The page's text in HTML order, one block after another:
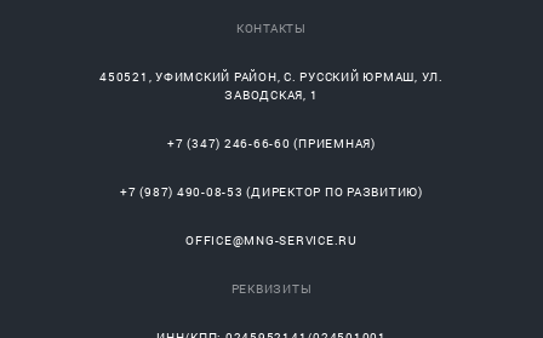
КОНТАКТЫ
450521 ,УФИМСКИЙ РАЙОН, С.РУССКИЙ ЮРМАШ, УЛ.
ЗАВОДСКАЯ, 1
+7 (347) 246-66-60 (ПРИЕМНАЯ)
+7 (987) 490-08-53 (ДИРЕКТОР ПО РАЗВИТИЮ)
OFFICE@MNG-SERVICE.RU
РЕКВИЗИТЫ